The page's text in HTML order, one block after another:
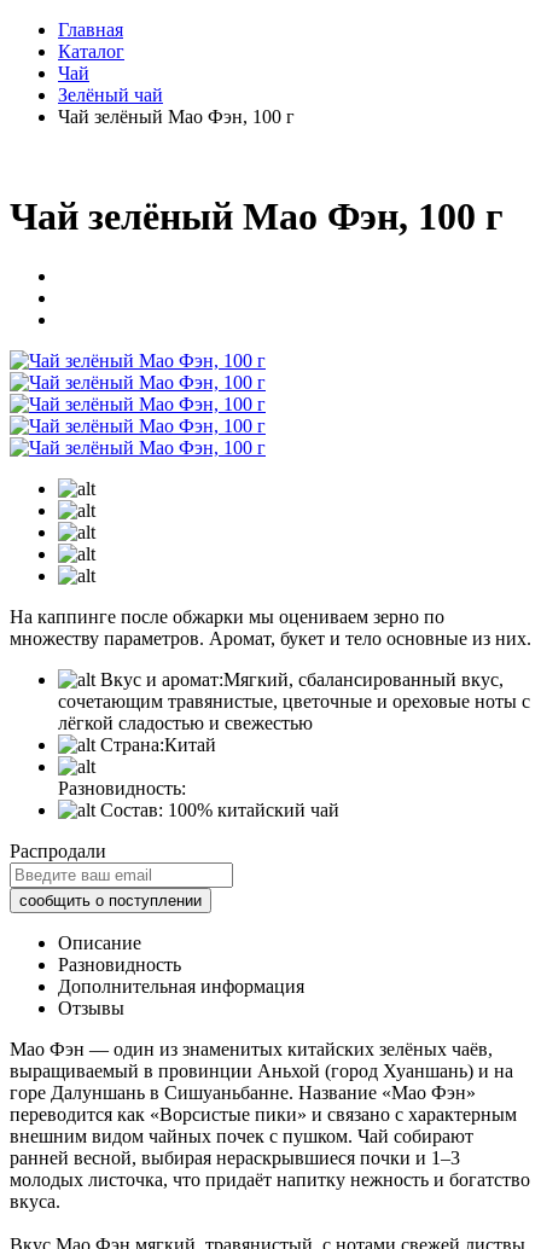
Главная
Каталог
Чай
Зелёный чай
Чай зелёный Мао Фэн, 100 г
Чай зелёный Мао Фэн, 100 г
На каппинге после обжарки мы оцениваем зерно по
множеству параметров. Аромат, букет и тело основные из них.
Вкус и аромат:Мягкий, сбалансированный вкус,
сочетающим травянистые, цветочные и ореховые ноты с
лёгкой сладостью и свежестью
Страна:Китай
Разновидность:
Состав: 100% китайский чай
Распродали
Описание
Разновидность
Дополнительная информация
Отзывы
Мао Фэн — один из знаменитых китайских зелёных чаёв,
выращиваемый в провинции Аньхой (город Хуаншань) и на
горе Далуншань в Сишуаньбанне. Название «Мао Фэн»
переводится как «Ворсистые пики» и связано с характерным
внешним видом чайных почек с пушком. Чай собирают
ранней весной, выбирая нераскрывшиеся почки и 1–3
молодых листочка, что придаёт напитку нежность и богатство
вкуса.
Вкус Мао Фэн мягкий, травянистый, с нотами свежей листвы,